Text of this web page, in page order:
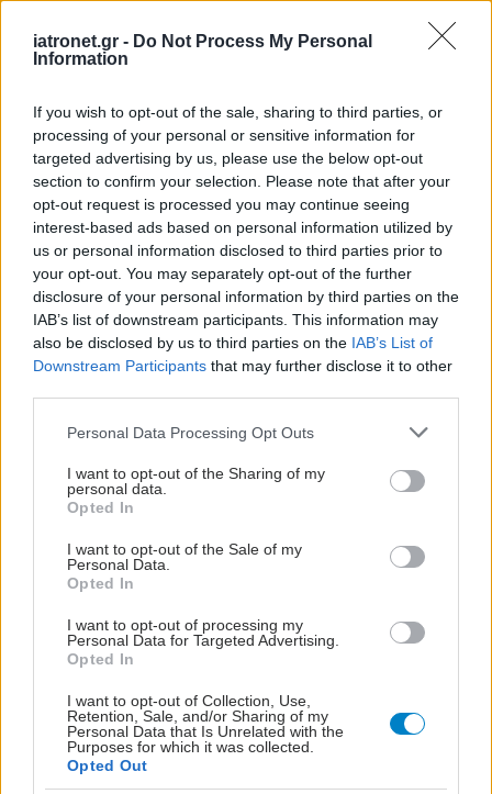
iatronet.gr - Do Not Process My Personal
Information
If you wish to opt-out of the sale, sharing to third parties, or
processing of your personal or sensitive information for
targeted advertising by us, please use the below opt-out
section to confirm your selection. Please note that after your
opt-out request is processed you may continue seeing
interest-based ads based on personal information utilized by
us or personal information disclosed to third parties prior to
your opt-out. You may separately opt-out of the further
disclosure of your personal information by third parties on the
IAB’s list of downstream participants. This information may
also be disclosed by us to third parties on the IAB’s List of
Downstream Participants that may further disclose it to other
Please note that this website/app uses one or more Google
not limited to your visit or usage behaviour. You may click to
grant or deny consent to Google and its third-party tags to
use your data for below specified purposes in below Google
consent section.
Personal Data Processing Opt Outs
I want to opt-out of the Sharing of my
personal data.
Opted In
I want to opt-out of the Sale of my
Personal Data.
Opted In
I want to opt-out of processing my
Personal Data for Targeted Advertising.
Opted In
I want to opt-out of Collection, Use,
Retention, Sale, and/or Sharing of my
Personal Data that Is Unrelated with the
Purposes for which it was collected.
Opted Out